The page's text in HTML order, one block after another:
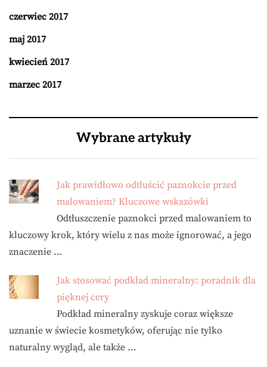
czerwiec 2017
maj 2017
kwiecień 2017
marzec 2017
Wybrane artykuły
Jak prawidłowo odtłuścić paznokcie przed
malowaniem? Kluczowe wskazówki
Odtłuszczenie paznokci przed malowaniem to
kluczowy krok, który wielu z nas może ignorować, a jego
znaczenie …
Jak stosować podkład mineralny: poradnik dla
pięknej cery
Podkład mineralny zyskuje coraz większe
uznanie w świecie kosmetyków, oferując nie tylko
naturalny wygląd, ale także …